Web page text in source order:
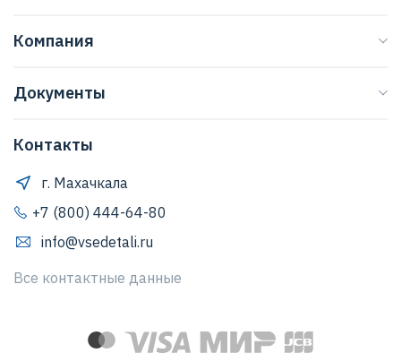
Бренды
Способы оплаты
Клиентская поддержка
Журнал
Обратная связь
Компания
Правила обработки персональных данных
Положение о защите персональных данных
Согласие Пользователя на обработку персональных
данных
Документы
Контакты
г. Махачкала
+7 (800) 444-64-80
info@vsedetali.ru
Все контактные данные